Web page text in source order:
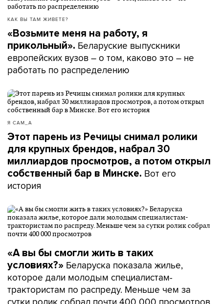
КАК ВЫ ТАМ ЖИВЕТЕ?
«Возьмите меня на работу, я
прикольный». Беларуские выпускники
европейских вузов – о том, каково это – не
работать по распределению
Я САМ_А
Этот парень из Речицы снимал ролики
для крупных брендов, набрал 30
миллиардов просмотров, а потом открыл
собственный бар в Минске. Вот его
история
«А вы бы смогли жить в таких
условиях?» Беларуска показала жилье,
которое дали молодым специалистам-
трактористам по распреду. Меньше чем за